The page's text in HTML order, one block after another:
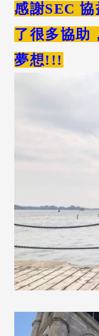
感謝SEC
了很多協助
夢想!!!